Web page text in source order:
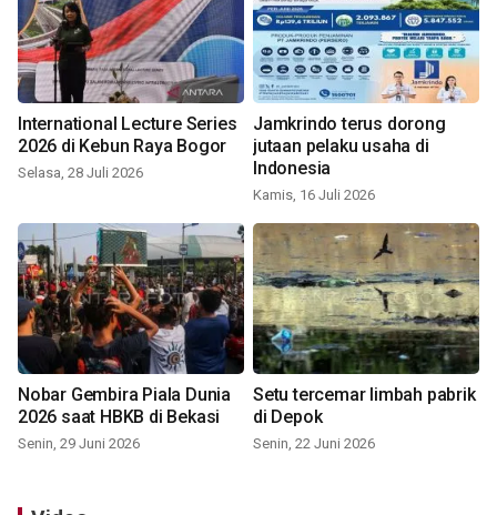
International Lecture Series
2026 di Kebun Raya Bogor
Selasa, 28 Juli 2026
Jamkrindo terus dorong
jutaan pelaku usaha di
Indonesia
Kamis, 16 Juli 2026
Nobar Gembira Piala Dunia
2026 saat HBKB di Bekasi
Senin, 29 Juni 2026
Setu tercemar limbah pabrik
di Depok
Senin, 22 Juni 2026